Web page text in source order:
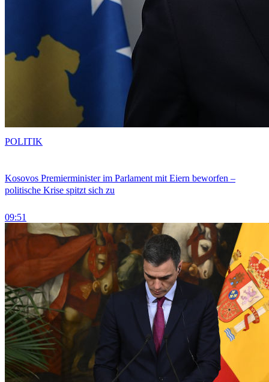
Kosovos Premierminister im Parlament mit Eiern beworfen –
politische Krise spitzt sich zu
09:51
POLITIK